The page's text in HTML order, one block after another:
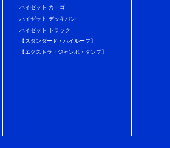
ハイゼット カーゴ
ハイゼット デッキバン
ハイゼット トラック
【スタンダード・ハイルーフ】
【エクストラ・ジャンボ・ダンプ】